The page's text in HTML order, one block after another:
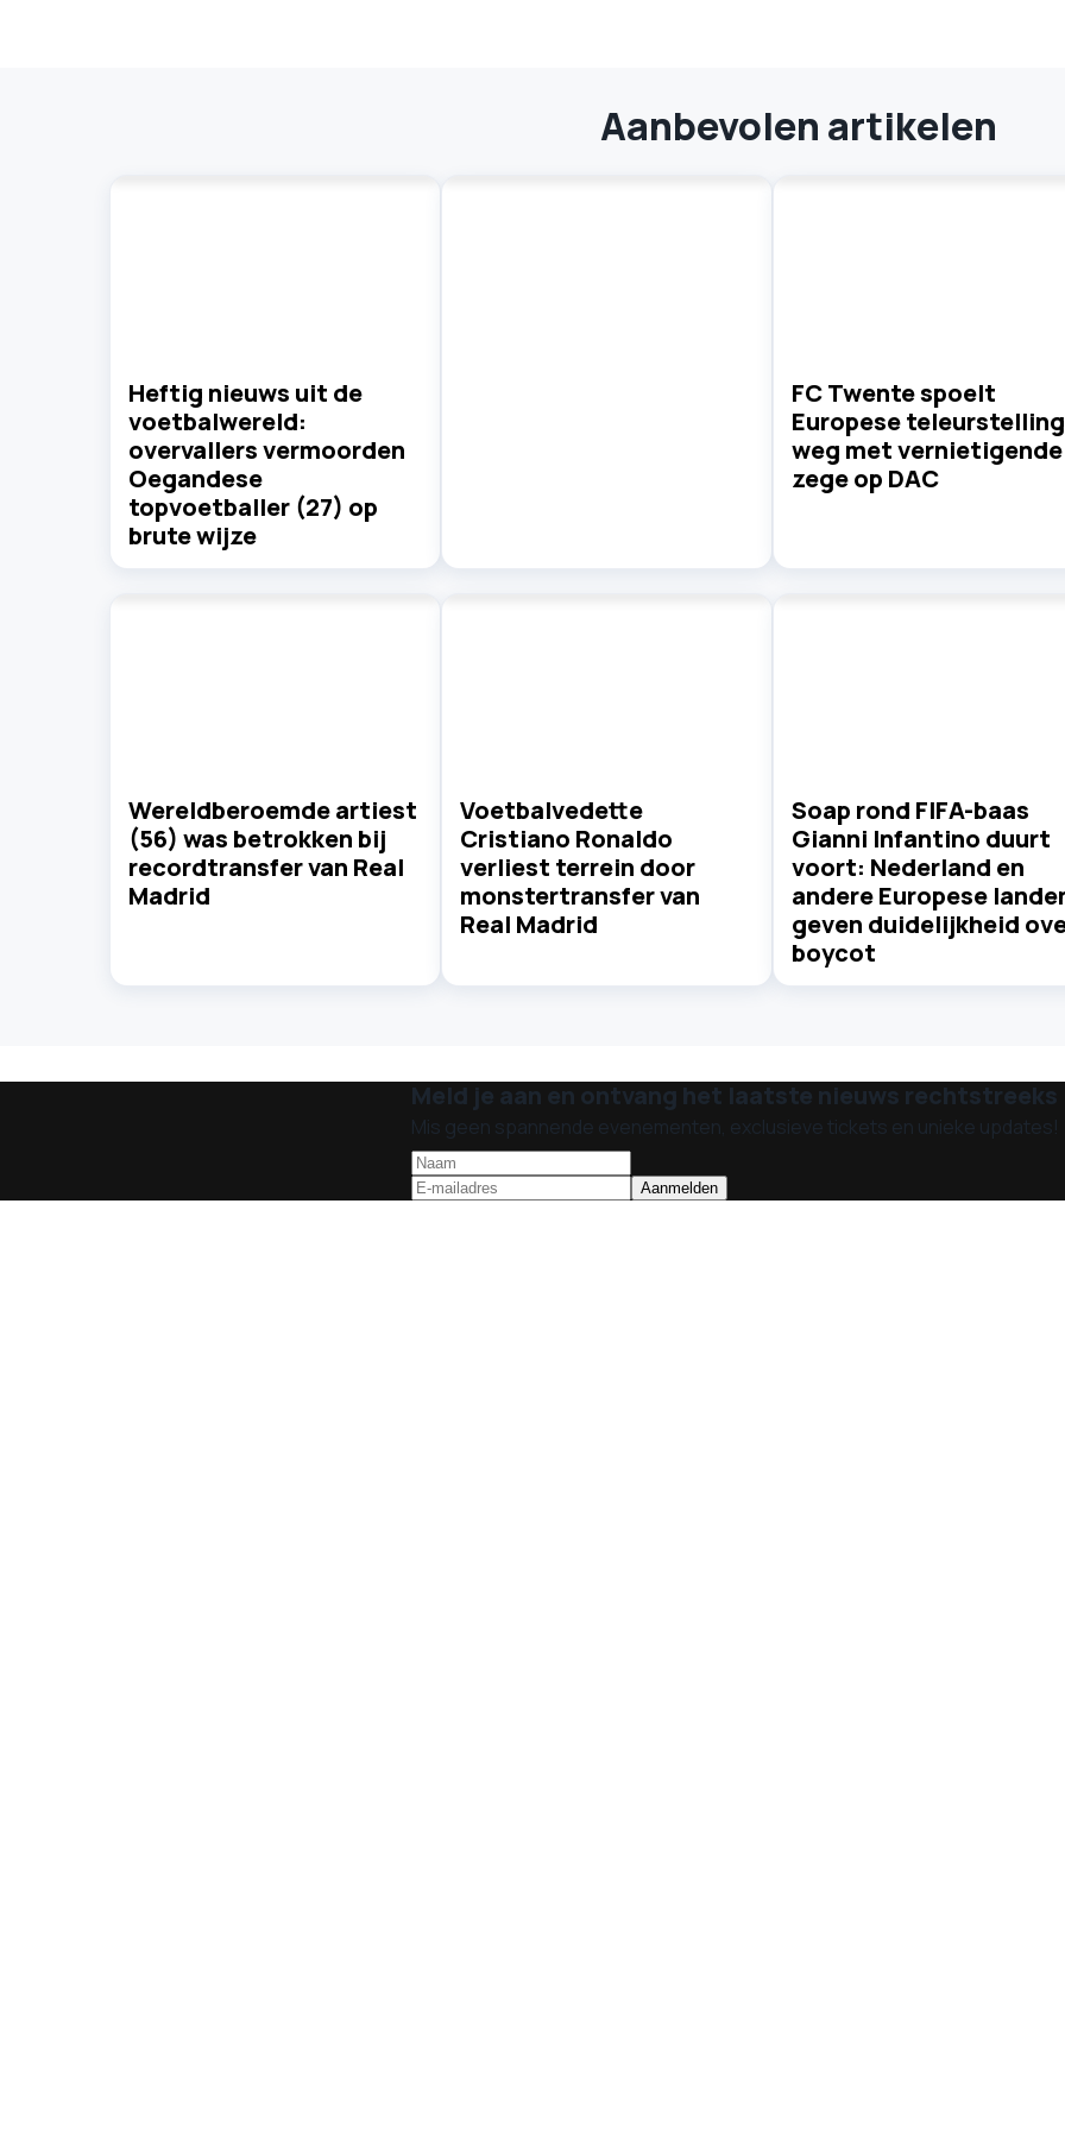
Aanbevolen artikelen
Heftig nieuws uit de
voetbalwereld:
overvallers vermoorden
Oegandese
topvoetballer (27) op
brute wijze
FC Twente spoelt
Europese teleurstelling
weg met vernietigende
zege op DAC
Wereldberoemde artiest
(56) was betrokken bij
recordtransfer van Real
Madrid
Voetbalvedette
Cristiano Ronaldo
verliest terrein door
monstertransfer van
Real Madrid
Soap rond FIFA-baas
Gianni Infantino duurt
voort: Nederland en
andere Europese
geven duidelijkheid
boycot
Meld je aan en ontvang het laatste nieuws rechtstreeks
Mis geen spannende evenementen, exclusieve tickets en unieke updates!